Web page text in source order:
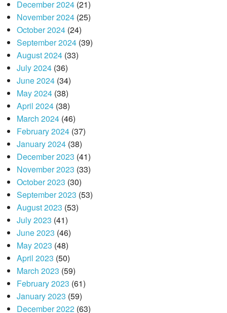
December 2024(21)
November 2024(25)
October 2024(24)
September 2024(39)
August 2024(33)
July 2024(36)
June 2024(34)
May 2024(38)
April 2024(38)
March 2024(46)
February 2024(37)
January 2024(38)
December 2023 (41)
November 2023 (33)
October 2023 (30)
September 2023 (53)
August 2023 (53)
July 2023 (41)
June 2023 (46)
May 2023 (48)
April 2023 (50)
March 2023 (59)
February 2023 (61)
January 2023 (59)
December 2022(63)